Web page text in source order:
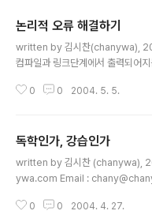
논리적 오류 해결하기
written by 김시찬(chanywa),
컴파일과 링크단계에서 출력되어
게 하는 것은 컴파일과 링크가 잘
대부분이다. 이러한 것들을 글로 남
는 물론이고 다른 사람들도 해결하
력시 깨진 문자가 출력된다 A1-1 :
0 0 2004. 5. 5.
독학인가, 강습인가
written by 김시찬
ywa.com Email :
나 혹은 존경의 대상이 되곤 한다.
0 0 2004. 4. 27.